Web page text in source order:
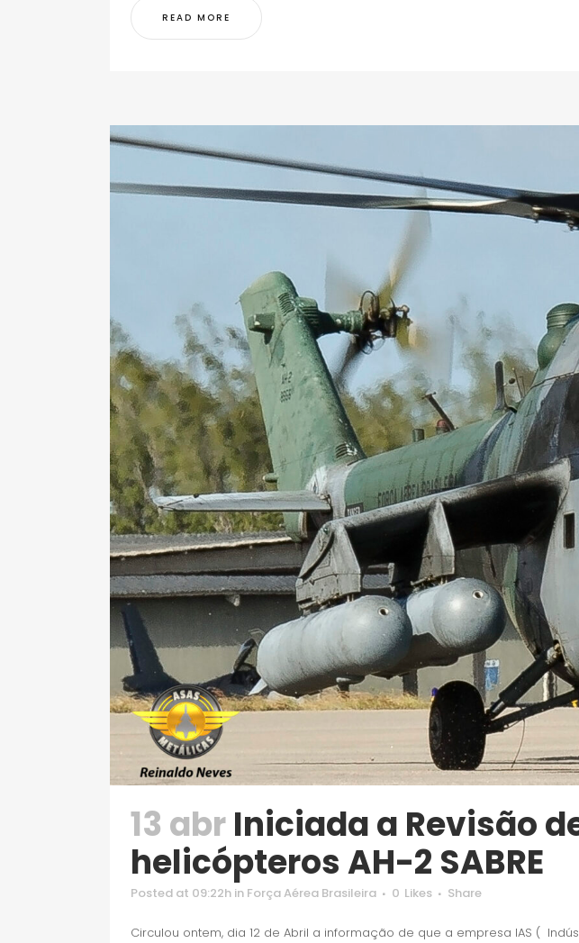
READ MORE
13 abrIniciada a Revisão
helicópteros AH-2 SABRE
Posted at 09:22h in Força Aérea Brasileira 0 Likes Share
Circulou ontem, dia 12 de Abril a informação de que a empresa IAS (